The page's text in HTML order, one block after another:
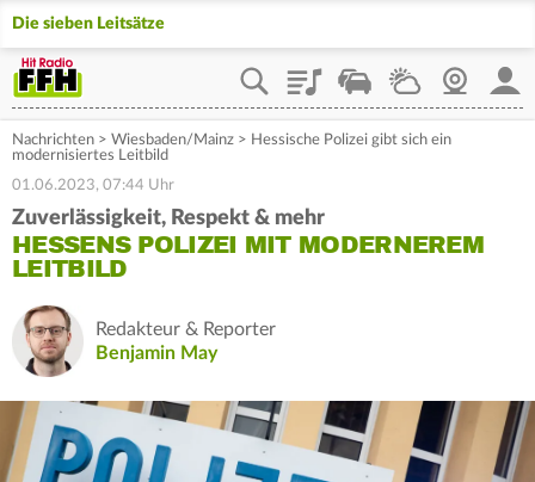
Die sieben Leitsätze
PlaylistStaupilotWetterWebcam
Nachrichten > Wiesbaden/Mainz > Hessische Polizei gibt sich ein
modernisiertes Leitbild
01.06.2023, 07:44 Uhr
Zuverlässigkeit, Respekt & mehr
HESSENS POLIZEI MIT MODERNEREM
LEITBILD
Redakteur & Reporter
Benjamin May